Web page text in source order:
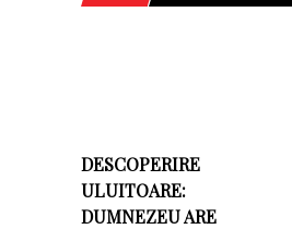
DESCOPERIRE
ULUITOARE:
DUMNEZEU ARE